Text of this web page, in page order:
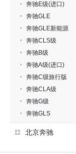
奔驰E级(进口)
奔驰GLE
奔驰GLE新能源
奔驰CLS级
奔驰B级
奔驰A级(进口)
奔驰C级旅行版
奔驰CLA级
奔驰G级
奔驰GLS
北京奔驰